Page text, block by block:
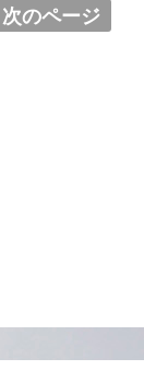
次のページ